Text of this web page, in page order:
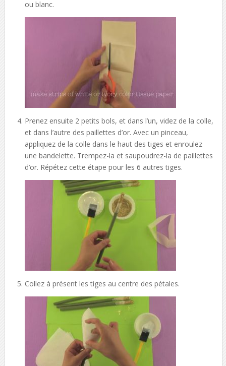
ou blanc.
Prenez ensuite 2 petits bols, et dans l’un, videz de la colle,
et dans l’autre des paillettes d’or. Avec un pinceau,
appliquez de la colle dans le haut des tiges et enroulez
une bandelette. Trempez-la et saupoudrez-la de paillettes
d’or. Répétez cette étape pour les 6 autres tiges.
Collez à présent les tiges au centre des pétales.